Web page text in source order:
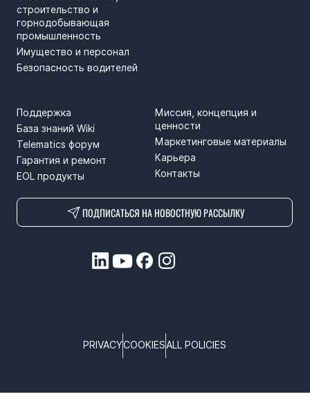
строительство и
горнодобывающая
промышленность
Имущество и персонал
Безопасность водителей
Миссия, концепция и
ценности
Маркетинговые материалы
Карьера
Контакты
Поддержка
База знаний Wiki
Telematics форум
Гарантия и ремонт
EOL продукты
ПОДПИСАТЬСЯ НА НОВОСТНУЮ РАССЫЛКУ
PRIVACYCOOKIESALL POLICIES